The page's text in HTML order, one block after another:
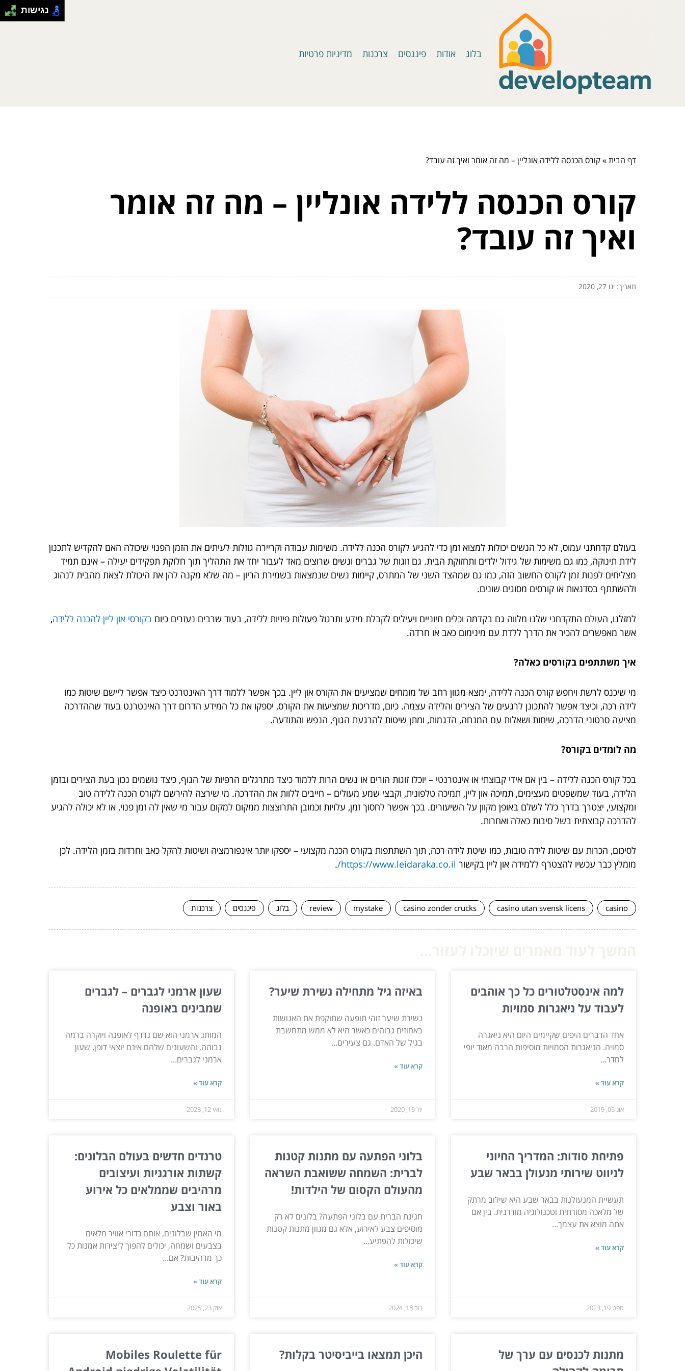
בלוג אודות פיננסים צרכנות מדיניות פרטיות
דף הבית»קורס הכנסה ללידה אונליין – מה זה אומר ואיך זה עובד?
קורס הכנסה ללידה אונליין – מה זה אומר
ואיך זה עובד?
תאריך: ינו 27, 2020
בעולם קדחתני עמוס, לא כל הנשים יכולות למצוא זמן כדי להגיע לקורס הכנה ללידה. משימות עבודה וקריירה גוזלות לעיתים את הזמן הפנוי שיכולה האם להקדיש לתכנון
לידת תינוקה, כמו גם משימות של גידול ילדים ותחזוקת הבית. גם זוגות של גברים ונשים שרוצים מאד לעבור יחד את התהליך תוך חלוקת תפקידים יעילה – אינם תמיד
מצליחים לפנות זמן לקורס החשוב הזה, כמו גם שמהצד השני של המתרס, קיימות נשים שנמצאות בשמירת הריון – מה שלא מקנה להן את היכולת לצאת מהבית לנהוג
ולהשתתף בסדנאות או קורסים מסוגים שונים.
למזלנו, העולם התקדחני שלנו מלווה גם בקדמה וכלים חיוניים ויעילים לקבלת מידע ותרגול פעולות פיזיות ללידה, בעוד שרבים נעזרים כיום בקורסי און ליין להכנה ללידה,
אשר מאפשרים להכיר את הדרך ללדת עם מינימום כאב או חרדה.
איך משתתפים בקורסים כאלה?
מי שיכנס לרשת ויחפש קורס הכנה ללידה, ימצא מגוון רחב של מומחים שמציעים את הקורס און ליין. בכך אפשר ללמוד דרך האינטרנט כיצד אפשר ליישם שיטות כמו
לידה רכה, וכיצד אפשר להתכונן לרגעים של הצירים והלידה עצמה. כיום, מדריכות שמציעות את הקורס, יספקו את כל המידע הדרום דרך האינטרנט בעוד שההדרכה
מציעה סרטוני הדרכה, שיחות ושאלות עם המנחה, הדגמות, ומתן שיטות להרגעת הגוף, הנפש והתודעה.
מה לומדים בקורס?
בכל קורס הכנה ללידה – בין אם אידי קבוצתי או אינטרנטי – יוכלו זוגות הורים או נשים הרות ללמוד כיצד מתרגלים הרפיות של הגוף, כיצד נושמים נכון בעת הצירים ובזמן
הלידה, בעוד שמשפטים מעצימים, תמיכה און ליין, תמיכה טלפונית, וקבצי שמע מעולים – חייבים ללוות את ההדרכה. מי שירצה להירשם לקורס הכנה ללידה טוב
ומקצועי, יצטרך בדרך כלל לשלם באופן מקוון על השיעורים. בכך אפשר לחסוך זמן, עלויות וכמובן התרוצצות ממקום למקום עבור מי שאין לה זמן פנוי, או לא יכולה להגיע
להדרכה קבוצתית בשל סיבות כאלה ואחרות.
לסיכום, הכרות עם שיטות לידה טובות, כמו שיטת לידה רכה, תוך השתתפות בקורס הכנה מקצועי – יספקו יותר אינפורמציה ושיטות להקל כאב וחרדות בזמן הלידה. לכן
מומלץ כבר עכשיו להצטרף ללמידה און ליין בקישור https://www.leidaraka.co.il/
.
casino
casino utan svensk licens
casino zonder crucks
mystake
review בלוג פיננסים צרכנות
למה אינסטלטורים כל כך אוהבים
לעבוד על ניאגרות סמויות
אחד הדברים היפים שקיימים היום היא ניאגרה
סמויה. הניאגרות הסמויות מוסיפות הרבה מאוד יופי
לחדר...
קרא עוד »
אוג 05, 2019
באיזה גיל מתחילה נשירת שיער?
נשירת שיער זוהי תופעה שתוקפת את האנושות
באחוזים גבוהים כאשר היא לא ממש מתחשבת
בגיל של האדם. גם צעירים...
קרא עוד »
יול 16, 2020
שעון ארמני לגברים – לגברים
שמבינים באופנה
המותג ארמני הוא שם נרדף לאופנה ויוקרה ברמה
גבוהה, והשעונים שלהם אינם יוצאי דופן. שעון
ארמני לגברים...
קרא עוד »
מאי 12, 2023
פתיחת סודות: המדריך החיוני
לניווט שירותי מנעולן בבאר שבע
תעשיית המנעולנות בבאר שבע היא שילוב מרתק
של מלאכה מסורתית וטכנולוגיה מודרנית. בין אם
אתה מוצא את עצמך...
קרא עוד »
ספט 19, 2023
בלוני הפתעה עם מתנות קטנות
לברית: השמחה ששואבת השראה
מהעולם הקסום של הילדות!
חגיגת הברית עם בלוני הפתעה? בלונים לא רק
מוסיפים צבע לאירוע, אלא גם מגוון מתנות קטנות
שיכולות להפתיע...
קרא עוד »
נוב 18, 2024
טרנדים חדשים בעולם הבלונים:
קשתות אורגניות ועיצובים
מרהיבים שממלאים כל אירוע
באור וצבע
מי האמין שבלונים, אותם כדורי אוויר מלאים
בצבעים ושמחה, יכולים להפוך ליצירות אמנות כל
כך מרהיבות? אם...
קרא עוד »
אוק 23, 2025
מתנות לכנסים עם ערך של
היכן תמצאו בייביסיטר בקלות?
Mobiles Roulette für
נגישות